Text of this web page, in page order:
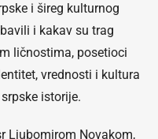
i šireg kulturnog
i kakav su trag
ličnostima, posetioci
vrednosti i kultura
istorije.
Ljubomirom Novakom,